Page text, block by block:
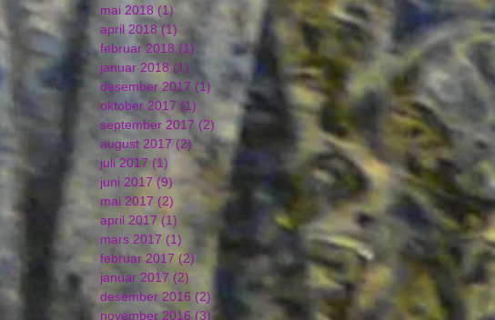
mai 2018 (1)
april 2018 (1) 1 innlegg
februar 2018 (1) 1 innlegg
januar 2018 (1) 1 innlegg
desember 2017 (1) 1 innlegg
oktober 2017 (1) 1 innlegg
september 2017 (2) 2 innlegg
august 2017 (2) 2 innlegg
juli 2017 (1) 1 innlegg
juni 2017 (9) 9 innlegg
mai 2017 (2) 2 innlegg
april 2017 (1)
mars 2017 (1) 1 innlegg
februar 2017 (2) 2 innlegg
januar 2017 (2)
desember 2016 (2) 2 innlegg
november 2016 (3) 3 innlegg